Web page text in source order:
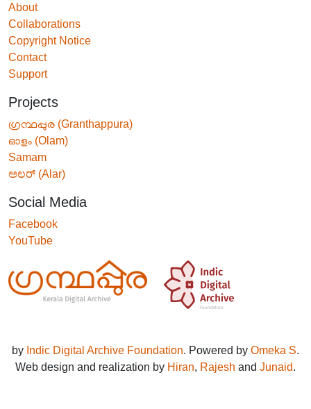
About
Collaborations
Copyright Notice
Contact
Support
Projects
ഗ്രന്ഥപ്പുര (Granthappura)
ഓളം (Olam)
Samam
ಅಲರ್ (Alar)
Social Media
Facebook
YouTube
by Indic Digital Archive Foundation. Powered by Omeka S.
Web design and realization by Hiran, Rajesh and Junaid.